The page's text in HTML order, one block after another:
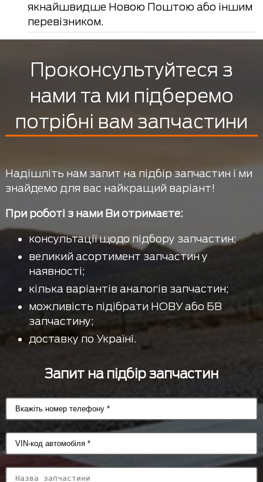
якнайшвидше Новою Поштою або іншим
перевізником.
Проконсультуйтеся з
нами та ми підберемо
потрібні вам запчастини
Надішліть нам запит на підбір запчастин і ми
знайдемо для вас найкращий варіант!
При роботі з нами Ви отримаєте:
консультації щодо підбору запчастин;
великий асортимент запчастин у
наявності;
кілька варіантів аналогів запчастин;
можливість підібрати НОВУ або БВ
запчастину;
доставку по Україні.
Запит на підбір запчастин